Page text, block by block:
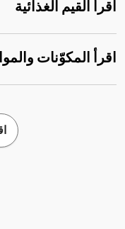
اقرأ القيم الغذائية
اقرأ المكوّنات